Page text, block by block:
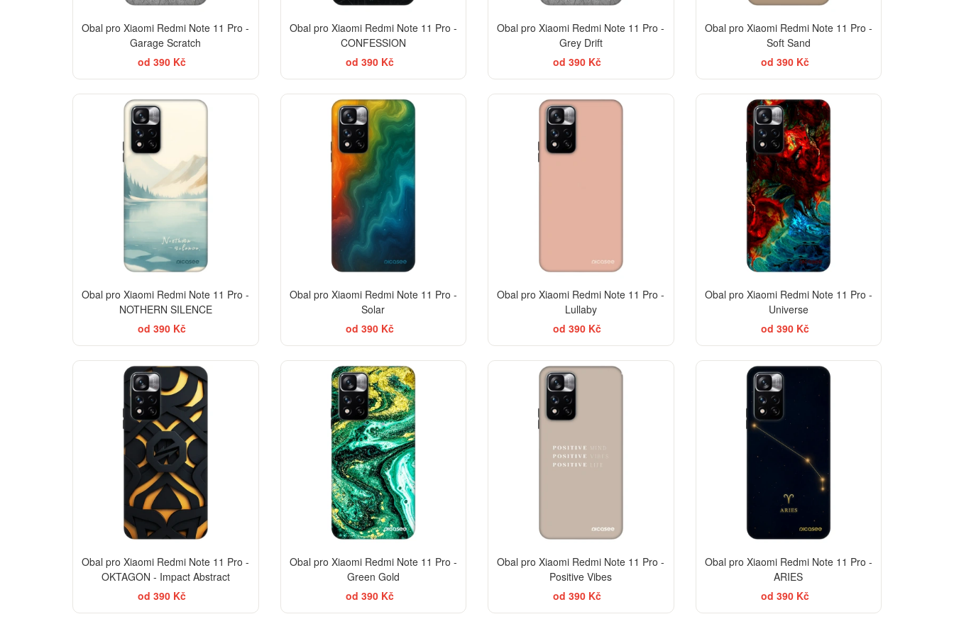
Obal pro Xiaomi Redmi Note 11 Pro -
Garage Scratch
od 390 Kč
Obal pro Xiaomi Redmi Note 11 Pro -
CONFESSION
od 390 Kč
Obal pro Xiaomi Redmi Note 11 Pro -
Grey Drift
od 390 Kč
Obal pro Xiaomi Redmi Note 11 Pro -
Soft Sand
od 390 Kč
Obal pro Xiaomi Redmi Note 11 Pro -
NOTHERN SILENCE
od 390 Kč
Obal pro Xiaomi Redmi Note 11 Pro -
Solar
od 390 Kč
Obal pro Xiaomi Redmi Note 11 Pro -
Lullaby
od 390 Kč
Obal pro Xiaomi Redmi Note 11 Pro -
Universe
od 390 Kč
Obal pro Xiaomi Redmi Note 11 Pro -
OKTAGON - Impact Abstract
od 390 Kč
Obal pro Xiaomi Redmi Note 11 Pro -
Green Gold
od 390 Kč
BESTSELLER
Obal pro Xiaomi Redmi Note 11 Pro -
Positive Vibes
od 390 Kč
Obal pro Xiaomi Redmi Note 11 Pro -
ARIES
od 390 Kč